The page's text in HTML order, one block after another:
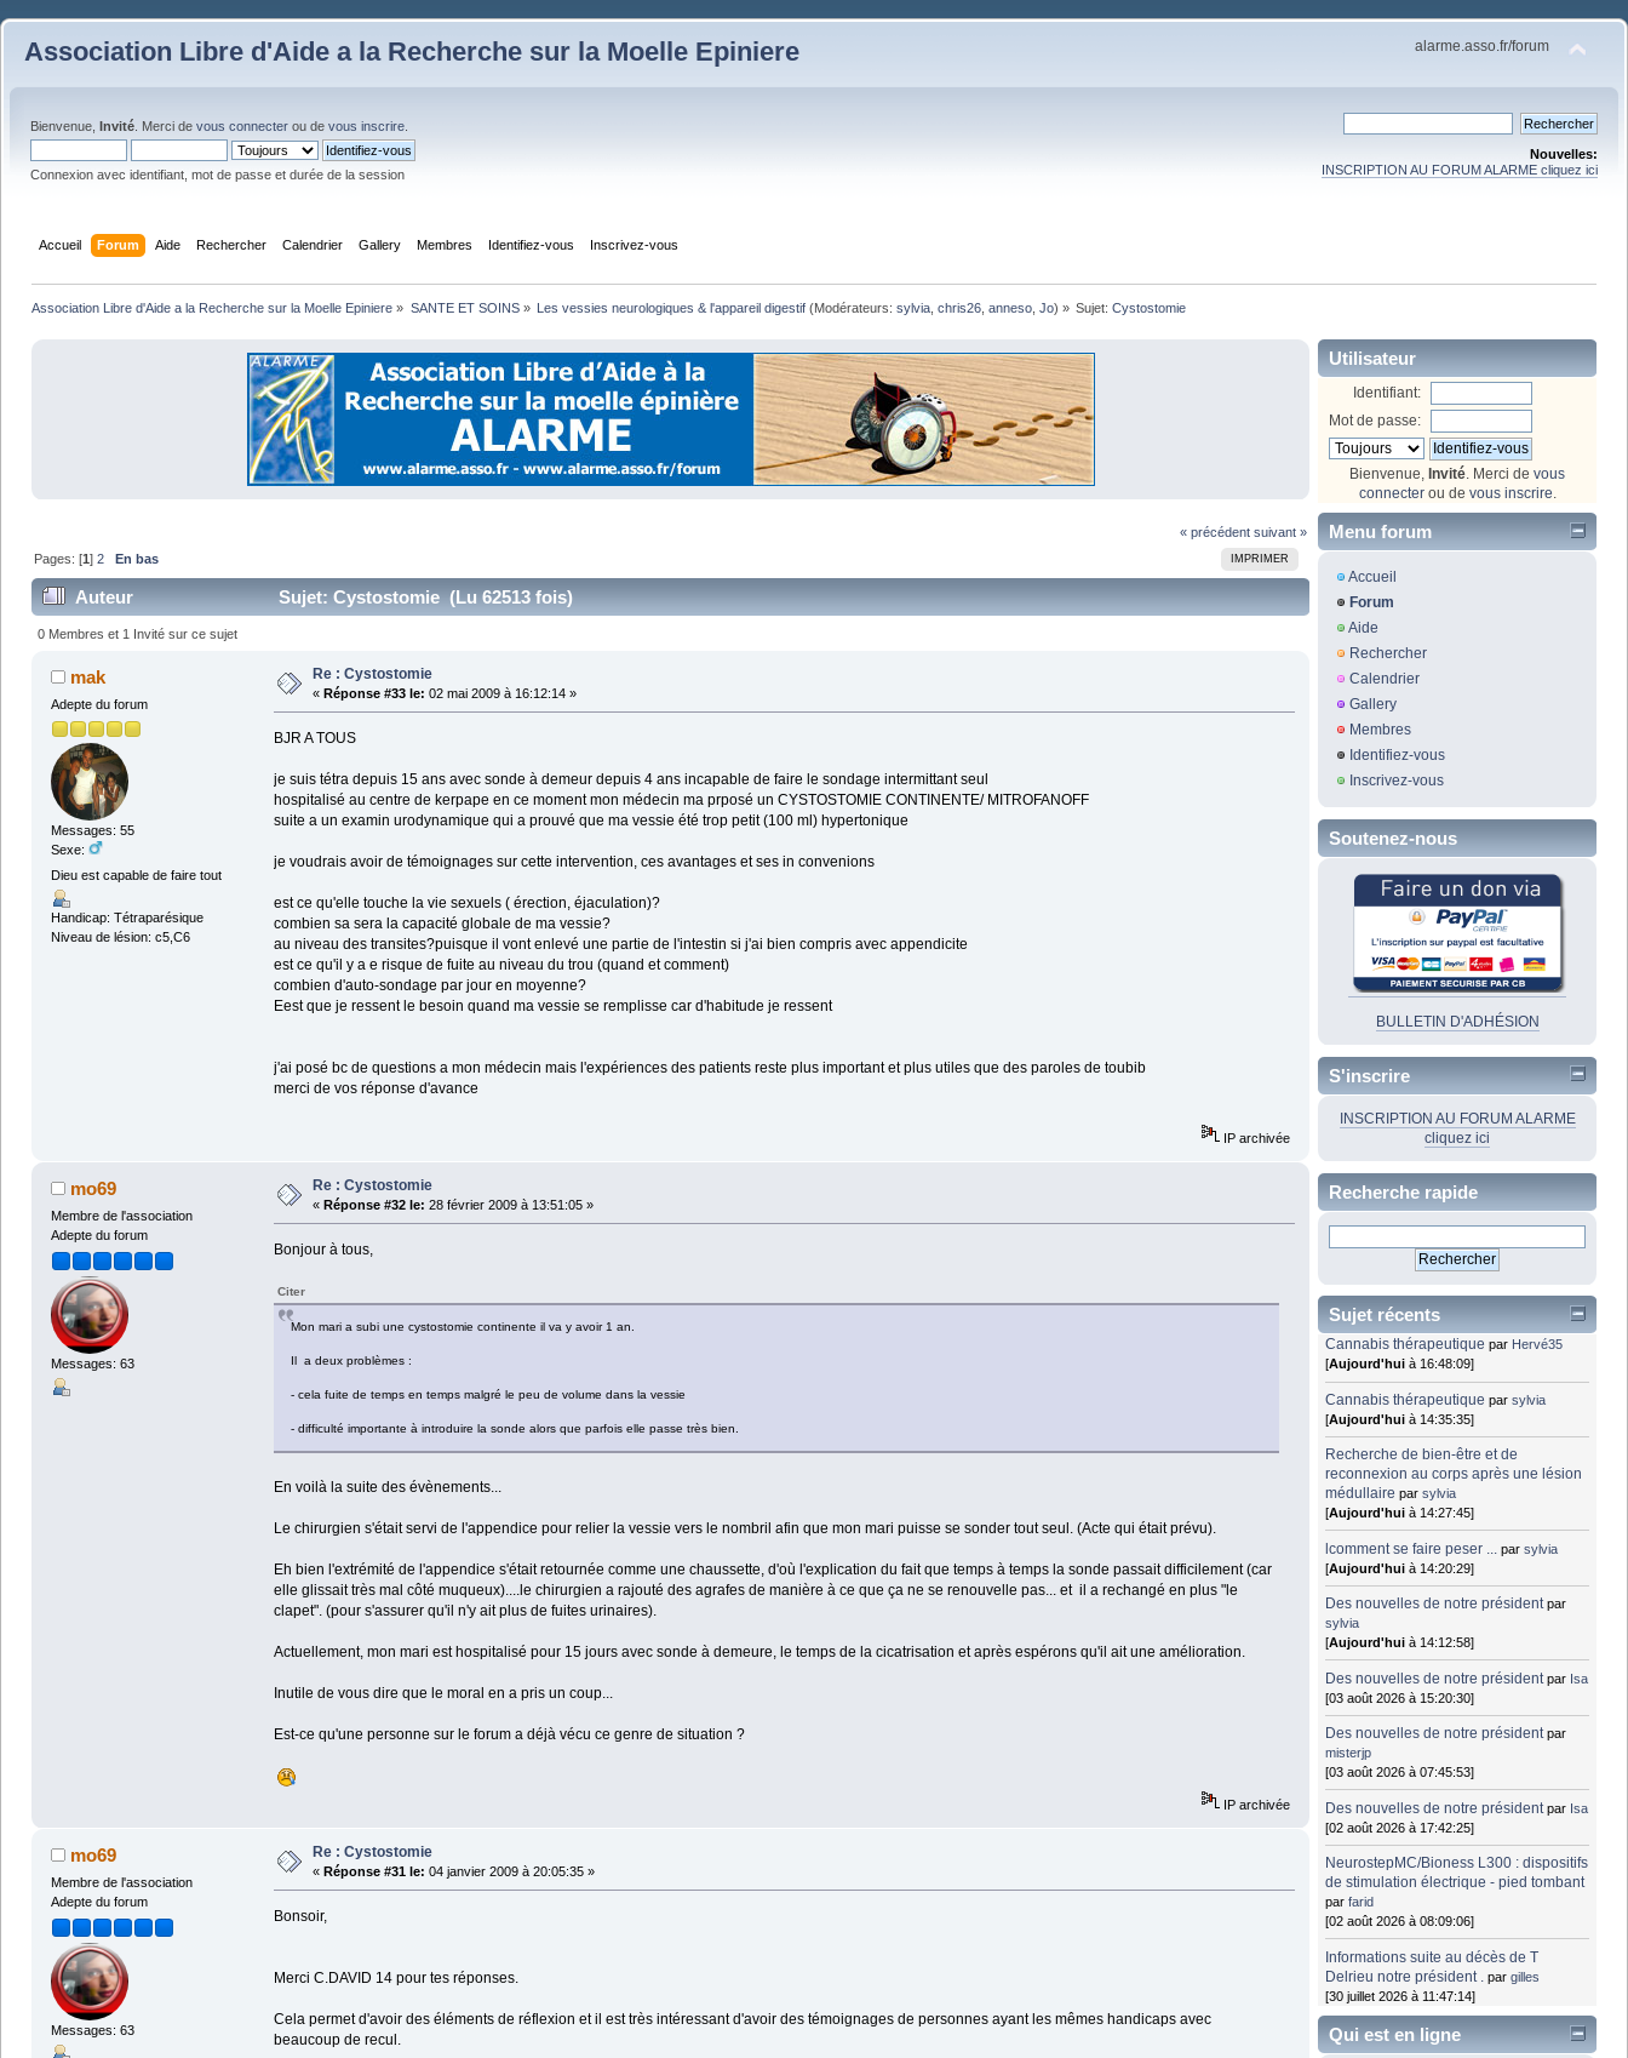
Association Libre d'Aide a la Recherche sur la Moelle Epiniere alarme.asso.fr/forum
Bienvenue, Invité . Merci de vous connecter ou de vous inscrire
Connexion avec identifiant, mot de passe et durée de la session
Nouvelles:
INSCRIPTION AU FORUM ALARME cliquez ici
Accueil Forum Aide Rechercher Calendrier Gallery Membres Identifiez-vous Inscrivez-vous
Association Libre d'Aide a la Recherche sur la Moelle Epiniere » SANTE ET SOINS» Les vessies neurologiques & l'appareil digestif(Modérateurs: sylvia, chris26, anneso, Jo) » Sujet:Cystostomie
« précédent suivant »
IMPRIMER
Pages: [1]2 En bas
Auteur Sujet: Cystostomie (Lu 62513 fois)
0 Membres et 1 Invité sur ce sujet
mak
Adepte du forum
Messages: 55
Sexe:
Dieu est capable de faire tout
Handicap: Tétraparésique
Niveau de lésion: c5,C6
Re : Cystostomie
« Réponse #33 le: 02 mai 2009 à 16:12:14 »
BJR A TOUS
je suis tétra depuis 15 ans avec sonde à demeur depuis 4 ans incapable de faire le sondage intermittant seul
hospitalisé au centre de kerpape en ce moment mon médecin ma prposé un CYSTOSTOMIE CONTINENTE/ MITROFANOFF
suite a un examin urodynamique qui a prouvé que ma vessie été trop petit (100 ml) hypertonique
je voudrais avoir de témoignages sur cette intervention, ces avantages et ses in convenions
est ce qu'elle touche la vie sexuels ( érection, éjaculation)?
combien sa sera la capacité globale de ma vessie?
au niveau des transites?puisque il vont enlevé une partie de l'intestin si j'ai bien compris avec appendicite
est ce qu'il y a e risque de fuite au niveau du trou (quand et comment)
combien d'auto-sondage par jour en moyenne?
Eest que je ressent le besoin quand ma vessie se remplisse car d'habitude je ressent
j'ai posé bc de questions a mon médecin mais l'expériences des patients reste plus important et plus utiles que des paroles de toubib
merci de vos réponse d'avance
IP archivée
mo69
Membre de l'association
Adepte du forum
Messages: 63
Re : Cystostomie
« Réponse #32 le: 28 février 2009 à 13:51:05 »
Bonjour à tous,
Citer
Mon mari a subi une cystostomie continente il va y avoir 1 an.
Il a deux problèmes :
- cela fuite de temps en temps malgré le peu de volume dans la vessie
- difficulté importante à introduire la sonde alors que parfois elle passe très bien.
En voilà la suite des évènements...
Le chirurgien s'était servi de l'appendice pour relier la vessie vers le nombril afin que mon mari puisse se sonder tout seul. (Acte qui était prévu).
Eh bien l'extrémité de l'appendice s'était retournée comme une chaussette, d'où l'explication du fait que temps à temps la sonde passait difficilement (car
elle glissait très mal côté muqueux)....le chirurgien a rajouté des agrafes de manière à ce que ça ne se renouvelle pas... et il a rechangé en plus "le
clapet". (pour s'assurer qu'il n'y ait plus de fuites urinaires).
Actuellement, mon mari est hospitalisé pour 15 jours avec sonde à demeure, le temps de la cicatrisation et après espérons qu'il ait une amélioration.
Inutile de vous dire que le moral en a pris un coup...
Est-ce qu'une personne sur le forum a déjà vécu ce genre de situation ?
IP archivée
mo69
Membre de l'association
Adepte du forum
Messages: 63
Re : Cystostomie
« Réponse #31 le: 04 janvier 2009 à 20:05:35 »
Bonsoir,
Merci C.DAVID 14 pour tes réponses.
Cela permet d'avoir des éléments de réflexion et il est très intéressant d'avoir des témoignages de personnes ayant les mêmes handicaps avec
beaucoup de recul.
Utilisateur
Identifiant:
Mot de passe:
Bienvenue, Invité . Merci de vous
connecterou de vous inscrire
Menu forum
Accueil
Forum
Aide
Rechercher
Calendrier
Gallery
Membres
Identifiez-vous
Inscrivez-vous
Soutenez-nous
BULLETIN D'ADHÉSION
S'inscrire
INSCRIPTION AU FORUM ALARME
cliquez ici
Recherche rapide
Sujet récents
Cannabis thérapeutique par Hervé35
[Aujourd'hui à 16:48:09]
Cannabis thérapeutique parsylvia
[Aujourd'hui à 14:35:35]
Recherche de bien-être et de
reconnexion au corps après une lésion
médullaire parsylvia
[Aujourd'hui à 14:27:45]
lcomment se faire peser ... parsylvia
[Aujourd'hui à 14:20:29]
Des nouvelles de notre président par
sylvia
[Aujourd'hui à 14:12:58]
Des nouvelles de notre président par Isa
[03 août 2026 à 15:20:30]
Des nouvelles de notre président par
misterjp
[03 août 2026 à 07:45:53]
Des nouvelles de notre président par Isa
[02 août 2026 à 17:42:25]
NeurostepMC/Bioness L300 : dispositifs
de stimulation électrique - pied tombant
parfarid
[02 août 2026 à 08:09:06]
Informations suite au décès de T
Delrieu notre président .
pargilles
[30 juillet 2026 à 11:47:14]
Qui est en ligne